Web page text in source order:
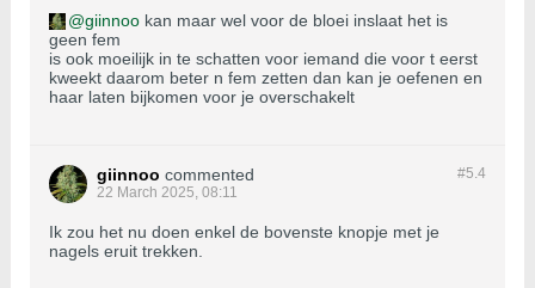
giinnoo kan maar wel voor de bloei inslaat het is
geen fem
is ook moeilijk in te schatten voor iemand die voor t eerst
kweekt daarom beter n fem zetten dan kan je oefenen en
haar laten bijkomen voor je overschakelt
#5.4
giinnoo commented
22 March 2025, 08:11
Ik zou het nu doen enkel de bovenste knopje met je
nagels eruit trekken.